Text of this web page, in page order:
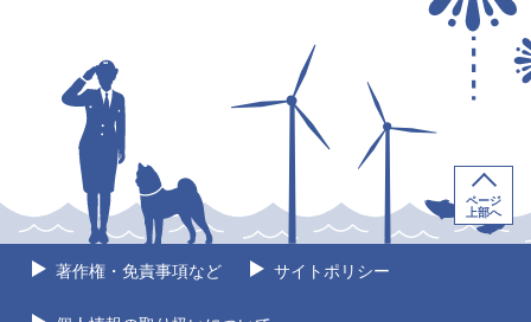
著作権・免責事項など サイトポリシー
ページ
上部へ